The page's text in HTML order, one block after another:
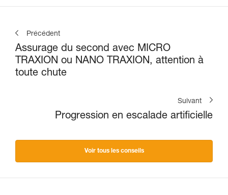
Précédent
Assurage du second avec MICRO
TRAXION ou NANO TRAXION, attention à
toute chute
Suivant
Progression en escalade artificielle
Voir tous les conseils